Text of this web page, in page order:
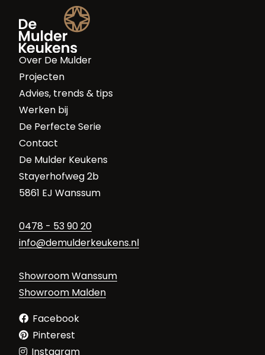
Over De Mulder
Projecten
Advies, trends & tips
Werken bij
De Perfecte Serie
Contact
De Mulder Keukens
Stayerhofweg 2b
5861 EJ Wanssum
0478 - 53 90 20
info@demulderkeukens.nl
Showroom Wanssum
Showroom Malden
Facebook
Pinterest
Instagram